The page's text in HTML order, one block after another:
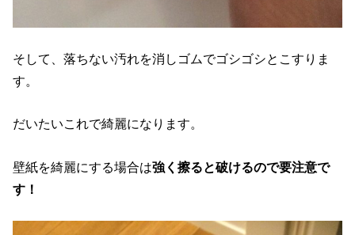
そして、落ちない汚れを消しゴムでゴシゴシとこすりま
す。
だいたいこれで綺麗になります。
壁紙を綺麗にする場合は強く擦ると破けるので要注意で
す！